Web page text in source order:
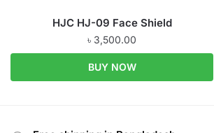
HJC HJ-09 Face Shield
৳ 3,500.00
BUY NOW